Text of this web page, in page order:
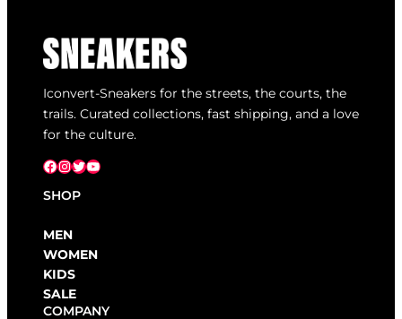
Iconvert-Sneakers for the streets, the courts, the
trails. Curated collections, fast shipping, and a love
for the culture.
Facebook InstagramX YouTube
SHOP
MEN
WOMEN
KIDS
SALE
COMPANY